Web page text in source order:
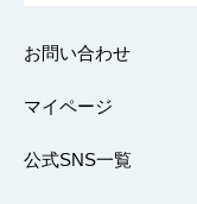
お問い合わせ
マイページ
公式SNS一覧